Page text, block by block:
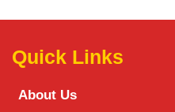
Quick Links
About Us